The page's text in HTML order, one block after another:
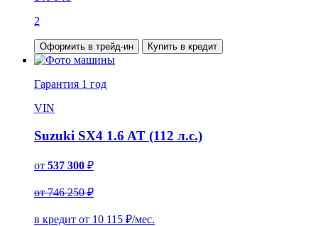
2
Оформить в трейд-ин Купить в кредит
Гарантия 1 год
VIN
Suzuki SX4 1.6 AT (112 л.с.)
от 537 300 ₽
от 746 250 ₽
в кредит от 10 115 ₽/мес.